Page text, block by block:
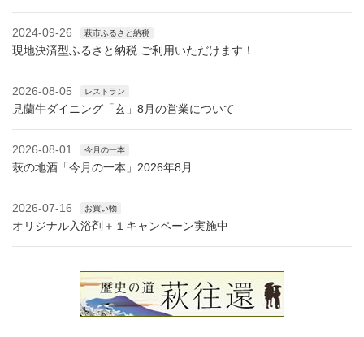
2024-09-26 萩市ふるさと納税
現地決済型ふるさと納税 ご利用いただけます！
2026-08-05 レストラン
見蘭牛ダイニング「玄」8月の営業について
2026-08-01 今月の一本
萩の地酒「今月の一本」2026年8月
2026-07-16 お買い物
オリジナル入浴剤＋１キャンペーン実施中